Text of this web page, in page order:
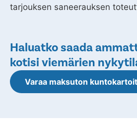
tarjouksen saneerauksen
Haluatko saada
kotisi viemärien
Varaa maksuton